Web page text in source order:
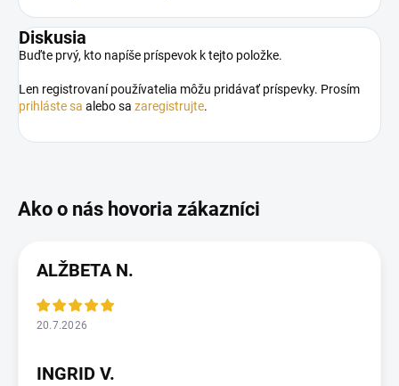
Diskusia
Buďte prvý, kto napíše príspevok k tejto položke.
Len registrovaní používatelia môžu pridávať príspevky. Prosím
prihláste sa alebo sa zaregistrujte.
ALŽBETA N.
20.7.2026
INGRID V.